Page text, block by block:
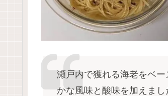
瀬戸内で獲れる海老をベ
かな風味と酸味を加えま